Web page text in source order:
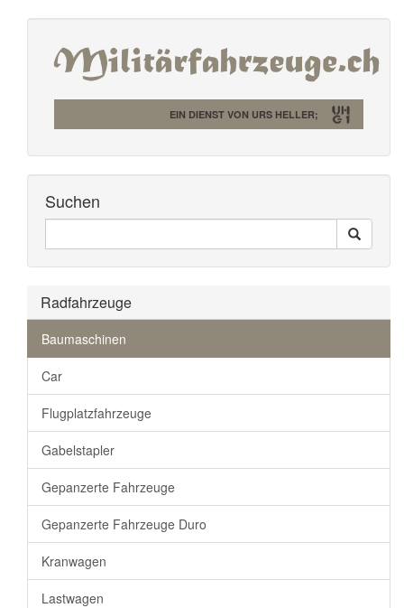
EIN DIENST VON URS HELLER;
Suchen
Durchsuchen
Radfahrzeuge
Baumaschinen
Car
Flugplatzfahrzeuge
Gabelstapler
Gepanzerte Fahrzeuge
Gepanzerte Fahrzeuge Duro
Kranwagen
Lastwagen